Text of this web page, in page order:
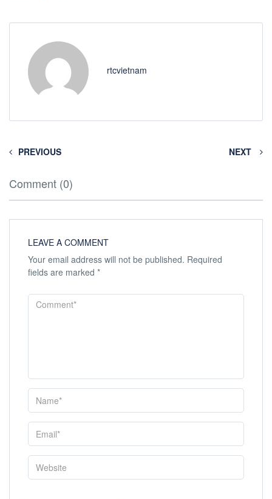
rtcvietnam
PREVIOUS NEXT
Comment (0)
LEAVE A COMMENT
Your email address will not be published. Required
fields are marked *